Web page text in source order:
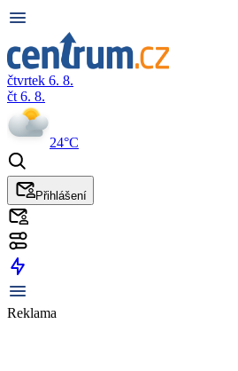
čtvrtek 6. 8.
čt 6. 8.
24°C
Přihlášení
Reklama